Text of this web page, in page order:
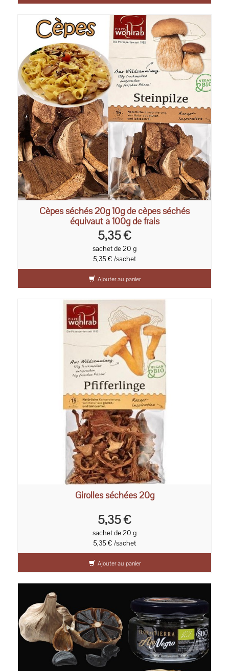
Cèpes séchés 20g 10g de cèpes séchés
équivaut à 100g de frais
5,35 €
sachet de 20 g
5,35 € /sachet
Ajouter au panier
Girolles séchées 20g
5,35 €
sachet de 20 g
5,35 € /sachet
Ajouter au panier